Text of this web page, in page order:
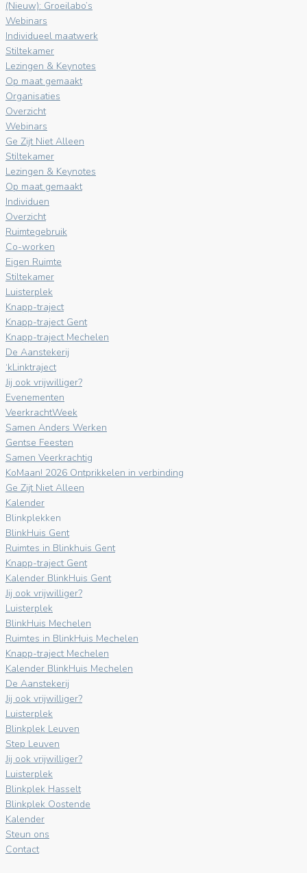
(Nieuw): Groeilabo’s
Webinars
Individueel maatwerk
Stiltekamer
Lezingen & Keynotes
Op maat gemaakt
Organisaties
Overzicht
Webinars
Ge Zijt Niet Alleen
Stiltekamer
Lezingen & Keynotes
Op maat gemaakt
Individuen
Overzicht
Ruimtegebruik
Co-worken
Eigen Ruimte
Stiltekamer
Luisterplek
Knapp-traject
Knapp-traject Gent
Knapp-traject Mechelen
De Aanstekerij
‘kLinktraject
Jij ook vrijwilliger?
Evenementen
VeerkrachtWeek
Samen Anders Werken
Gentse Feesten
Samen Veerkrachtig
KoMaan! 2026 Ontprikkelen in verbinding
Ge Zijt Niet Alleen
Kalender
Blinkplekken
BlinkHuis Gent
Ruimtes in Blinkhuis Gent
Knapp-traject Gent
Kalender BlinkHuis Gent
Jij ook vrijwilliger?
Luisterplek
BlinkHuis Mechelen
Ruimtes in BlinkHuis Mechelen
Knapp-traject Mechelen
Kalender BlinkHuis Mechelen
De Aanstekerij
Jij ook vrijwilliger?
Luisterplek
Blinkplek Leuven
Step Leuven
Jij ook vrijwilliger?
Luisterplek
Blinkplek Hasselt
Blinkplek Oostende
Kalender
Steun ons
Contact